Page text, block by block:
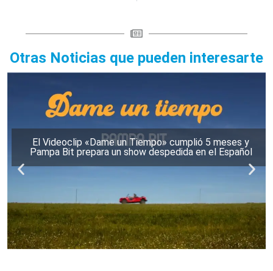
Otras Noticias que pueden interesarte
El Videoclip «Dame un Tiempo» cumplió 5 meses y
Pampa Bit prepara un show despedida en el Español